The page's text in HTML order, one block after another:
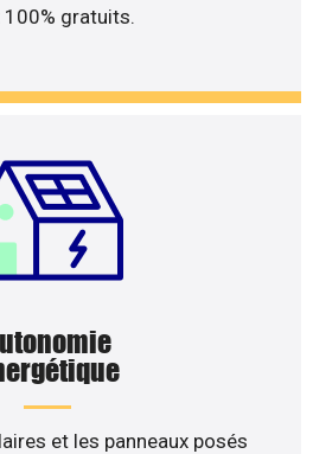
gratuits.
et les panneaux posés